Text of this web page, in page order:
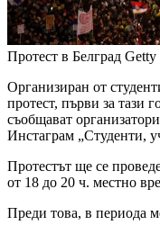
Протест в Белград Getty
Организиран от
протест, първи за тази
съобщават
Инстаграм „Студенти,
Протестът ще се
от 18 до 20 ч. местно
Преди това, в периода